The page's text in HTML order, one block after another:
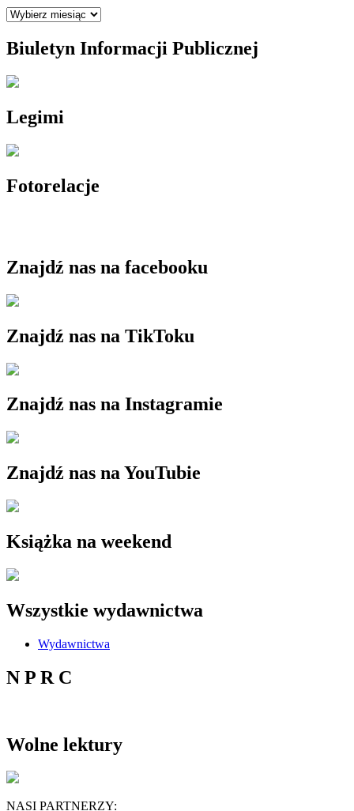
Archiwum
Biuletyn Informacji Publicznej
Legimi
Fotorelacje
Znajdź nas na facebooku
Znajdź nas na TikToku
Znajdź nas na Instagramie
Znajdź nas na YouTubie
Książka na weekend
Wszystkie wydawnictwa
Wydawnictwa
N P R C
Wolne lektury
NASI PARTNERZY: